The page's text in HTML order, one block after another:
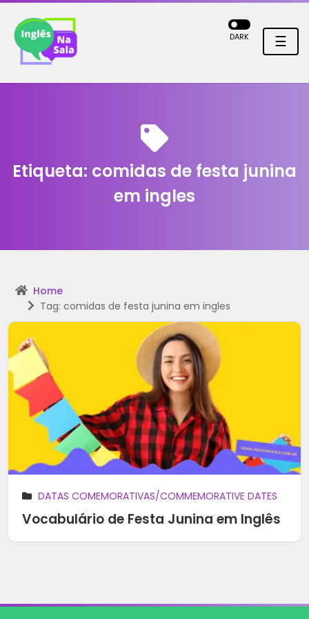
☰
DARK
Etiqueta: comidas de festa junina
em ingles
Home
Tag: comidas de festa junina em ingles
DATAS COMEMORATIVAS/COMMEMORATIVE DATES
Vocabulário de Festa Junina em Inglês